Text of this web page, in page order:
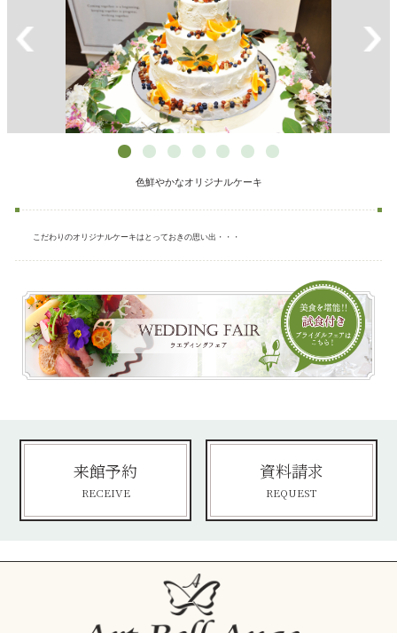
色鮮やかなオリジナルケーキ
こだわりのオリジナルケーキはとっておきの思い出・・・
来館予約
RECEIVE
資料請求
REQUEST